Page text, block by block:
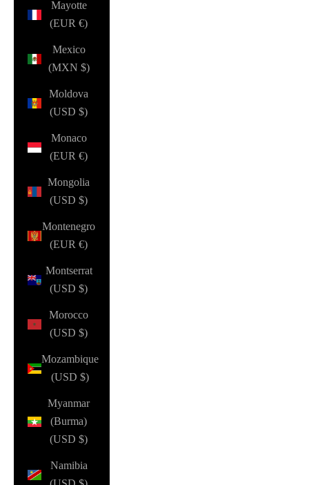
Mayotte
(EUR €)
Mexico
(MXN $)
Moldova
(USD $)
Monaco
(EUR €)
Mongolia
(USD $)
Montenegro
(EUR €)
Montserrat
(USD $)
Morocco
(USD $)
Mozambique
(USD $)
Myanmar
(Burma)
(USD $)
Namibia